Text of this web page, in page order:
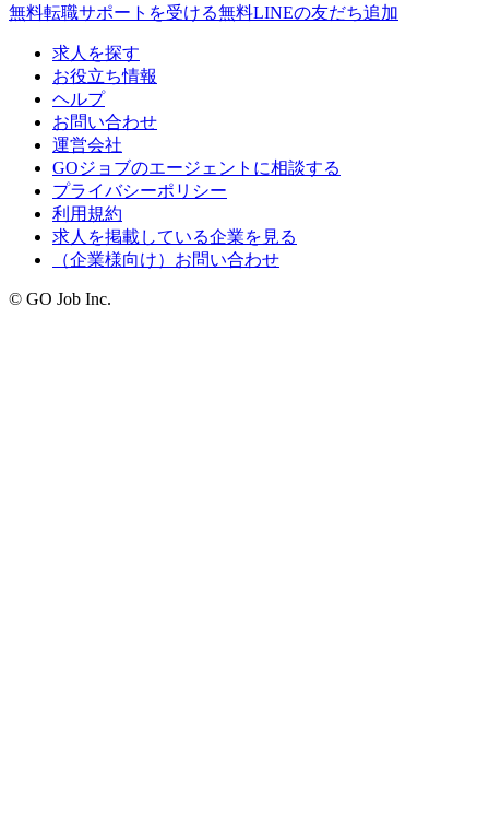
無料転職サポートを受ける無料LINEの友だち追加
求人を探す
お役立ち情報
ヘルプ
お問い合わせ
運営会社
GOジョブのエージェントに相談する
プライバシーポリシー
利用規約
求人を掲載している企業を見る
（企業様向け）お問い合わせ
© GO Job Inc.